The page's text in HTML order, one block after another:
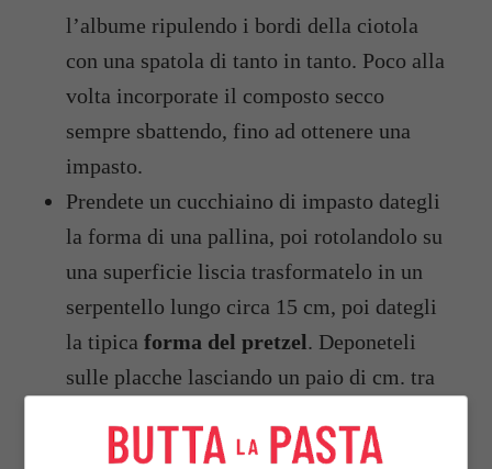
l’albume ripulendo i bordi della ciotola
con una spatola di tanto in tanto. Poco alla
volta incorporate il composto secco
sempre sbattendo, fino ad ottenere una
impasto.
Prendete un cucchiaino di impasto dategli
la forma di una pallina, poi rotolandolo su
una superficie liscia trasformatelo in un
serpentello lungo circa 15 cm, poi dategli
la tipica forma del pretzel. Deponeteli
sulle placche lasciando un paio di cm. tra
Cuocete i pretzel fino a quando si